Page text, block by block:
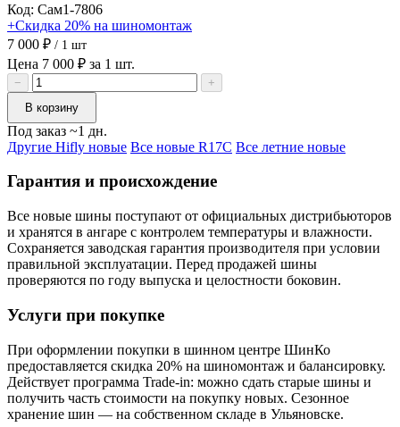
Код: Сам1-7806
+Скидка 20% на шиномонтаж
7 000 ₽ / 1 шт
Цена 7 000 ₽ за 1 шт.
−
+
В корзину
Под заказ ~1 дн.
Другие Hifly новые Все новые R17C Все летние новые
Гарантия и происхождение
Все новые шины поступают от официальных дистрибьюторов
и хранятся в ангаре с контролем температуры и влажности.
Сохраняется заводская гарантия производителя при условии
правильной эксплуатации. Перед продажей шины
проверяются по году выпуска и целостности боковин.
Услуги при покупке
При оформлении покупки в шинном центре ШинКо
предоставляется скидка 20% на шиномонтаж и балансировку.
Действует программа Trade-in: можно сдать старые шины и
получить часть стоимости на покупку новых. Сезонное
хранение шин — на собственном складе в Ульяновске.